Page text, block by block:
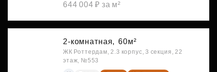
644 004 ₽ за м²
2-комнатная, 60м²
ЖК Роттердам, 2.3 корпус, 3 секция, 22
этаж, №553